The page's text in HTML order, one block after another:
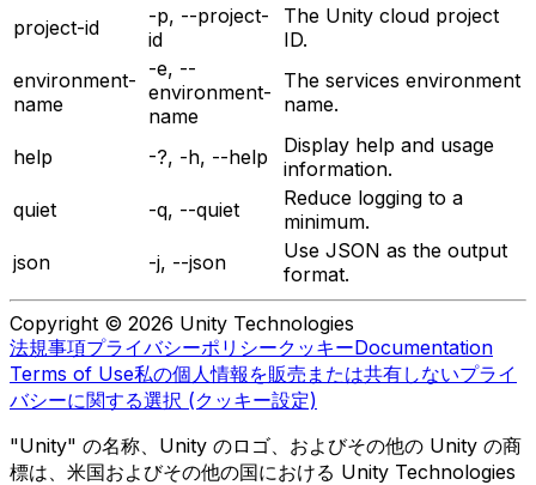
project-id
-p, --project-
id
The Unity cloud project
ID.
environment-
name
-e, --
environment-
name
The services environment
name.
help -?, -h, --help
Display help and usage
information.
quiet
-q, --quiet
Reduce logging to a
minimum.
json
-j, --json
Use JSON as the output
format.
Copyright © 2026 Unity Technologies
法規事項プライバシーポリシークッキーDocumentation
Terms of Use私の個人情報を販売または共有しないプライ
バシーに関する選択 (クッキー設定)
"Unity" の名称、Unity のロゴ、およびその他の Unity の商
標は、米国およびその他の国における Unity Technologies